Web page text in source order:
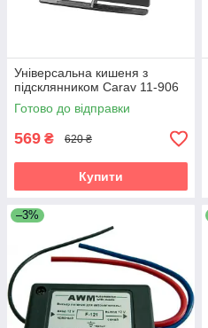
Універсальна кишеня з
підсклянником Carav 11-906
Готово до відправки
569 ₴ 620 ₴
Купити
–3%